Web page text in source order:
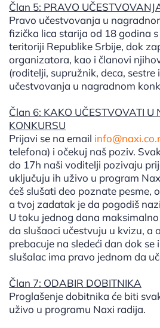
Član 5: PRAVO
Pravo učestvovanja u
fizička lica starija od 18 godina
teritoriji Republike Srbije, dok
organizatora, kao i članovi
(roditelji, supružnik, deca,
učestvovanja u nagradnom
Član 6: KAKO UČESTVOVATI U
KONKURSU
Prijavi se na email
telefona) i očekuj naš poziv.
do 17h naši voditelji pozivaju
uključuju ih uživo u program
ćeš slušati deo poznate pesme,
a tvoj zadatak je da pogodiš
U toku jednog dana
da slušaoci učestvuju u kvizu, a
prebacuje na sledeći dan dok se
slušalac ima pravo jednom da
Član 7: ODABIR DOBITNIKA
Proglašenje dobitnika će biti
uživo u programu Naxi radija.